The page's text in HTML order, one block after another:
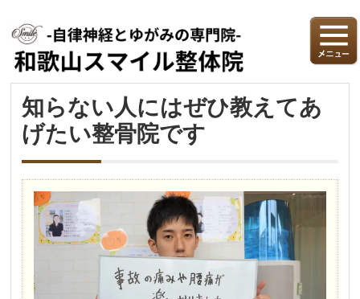
知らない人にはぜひ教えてあ
げたい整骨院です